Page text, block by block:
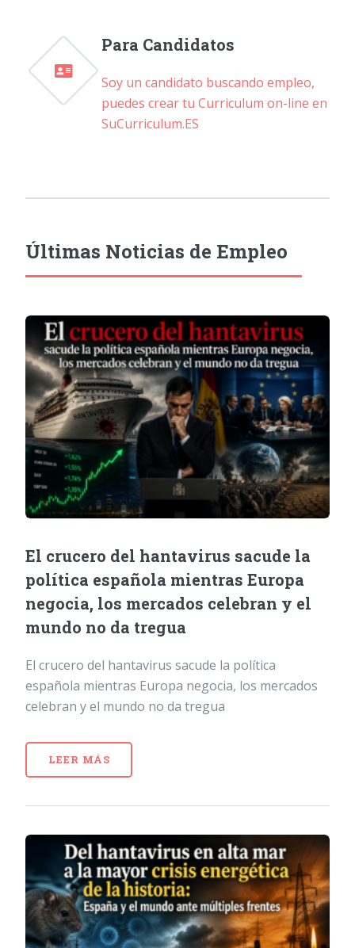
Para Candidatos
Soy un candidato buscando empleo,
puedes crear tu Curriculum on-line en
SuCurriculum.ES
Últimas Noticias de Empleo
El crucero del hantavirus sacude la
política española mientras Europa
negocia, los mercados celebran y el
mundo no da tregua
El crucero del hantavirus sacude la política
española mientras Europa negocia, los mercados
celebran y el mundo no da tregua
LEER MÁS